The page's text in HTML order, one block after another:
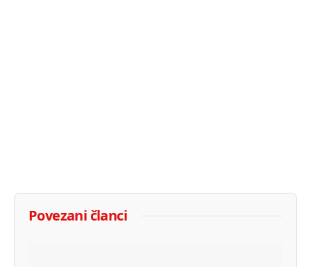
Povezani članci